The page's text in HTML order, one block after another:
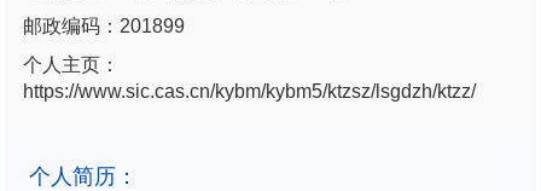
邮政编码：201899
个人主页：
https://www.sic.cas.cn/kybm/kybm5/ktzsz/lsgdzh/ktzz/
个人简历：